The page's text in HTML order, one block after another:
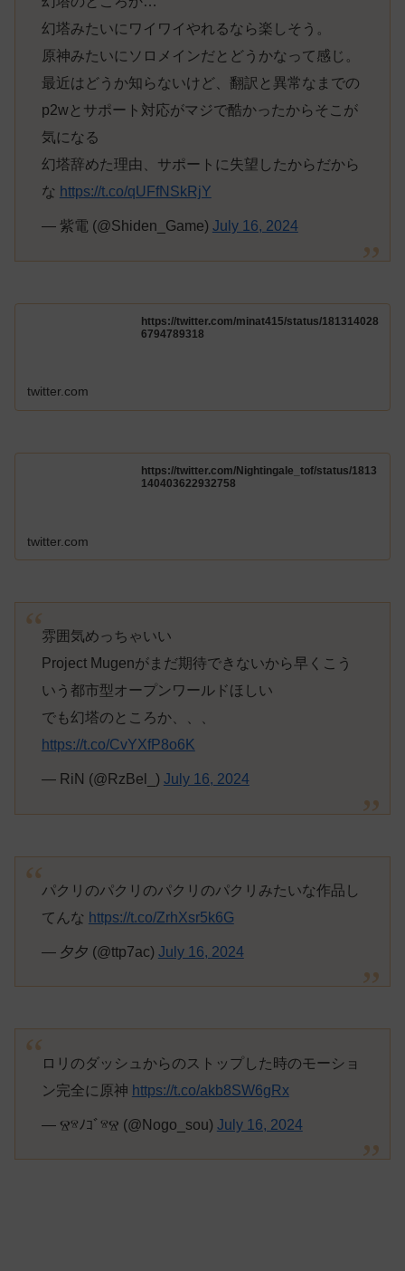
幻塔みたいにワイワイやれるなら楽しそう。
原神みたいにソロメインだとどうかなって感じ。
最近はどうか知らないけど、翻訳と異常なまでの
p2wとサポート対応がマジで酷かったからそこが
気になる
幻塔辞めた理由、サポートに失望したからだから
な https://t.co/qUFfNSkRjY
— 紫電 (@Shiden_Game) July 16, 2024
https://twitter.com/minat415/status/181314028
6794789318
twitter.com
https://twitter.com/Nightingale_tof/status/1813
140403622932758
twitter.com
雰囲気めっちゃいい
Project Mugenがまだ期待できないから早くこう
いう都市型オープンワールドほしい
でも幻塔のところか、、、
https://t.co/CvYXfP8o6K
— RiN (@RzBel_) July 16, 2024
パクリのパクリのパクリのパクリみたいな作品し
てんな https://t.co/ZrhXsr5k6G
— 夕夕 (@ttp7ac) July 16, 2024
ロリのダッシュからのストップした時のモーショ
ン完全に原神 https://t.co/akb8SW6gRx
— ⰔⱄﾉｺﾞⱄⰔ (@Nogo_sou) July 16, 2024